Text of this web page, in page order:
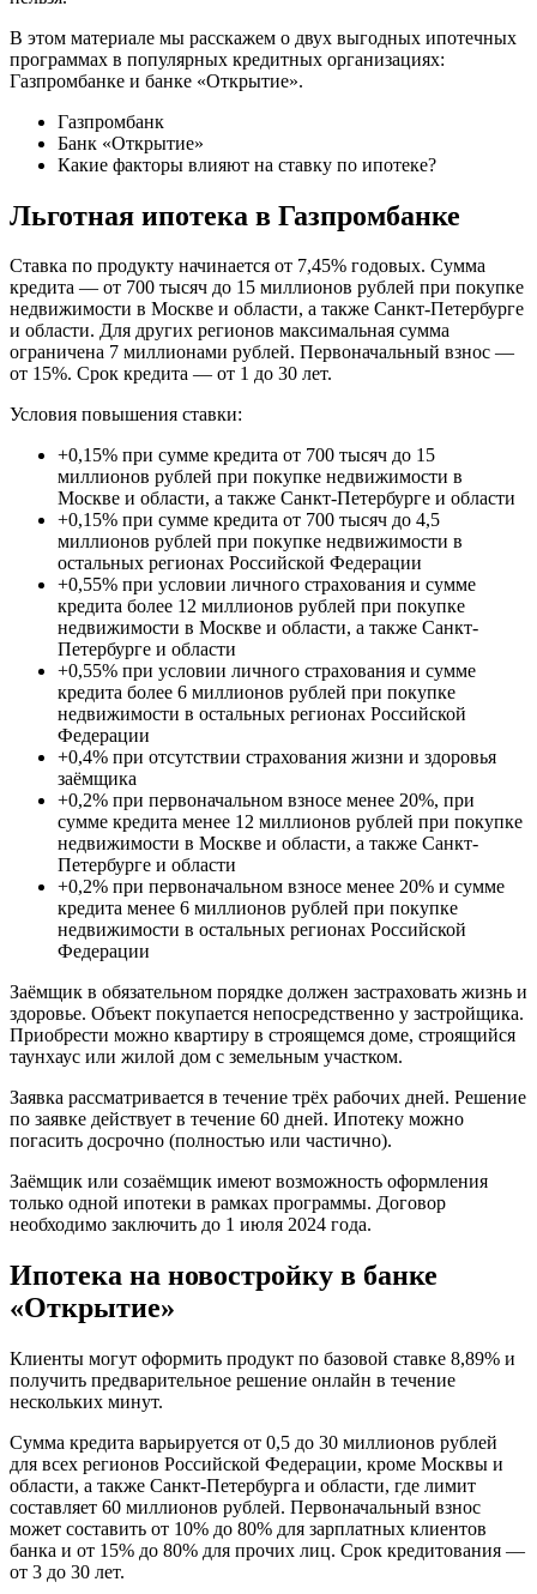
В этом материале мы расскажем о двух выгодных ипотечных
программах в популярных кредитных организациях:
Газпромбанке и банке «Открытие».
Газпромбанк
Банк «Открытие»
Какие факторы влияют на ставку по ипотеке?
Льготная ипотека в Газпромбанке
Ставка по продукту начинается от 7,45% годовых. Сумма
кредита — от 700 тысяч до 15 миллионов рублей при покупке
недвижимости в Москве и области, а также Санкт-Петербурге
и области. Для других регионов максимальная сумма
ограничена 7 миллионами рублей. Первоначальный взнос —
от 15%. Срок кредита — от 1 до 30 лет.
Условия повышения ставки:
+0,15% при сумме кредита от 700 тысяч до 15
миллионов рублей при покупке недвижимости в
Москве и области, а также Санкт-Петербурге и области
+0,15% при сумме кредита от 700 тысяч до 4,5
миллионов рублей при покупке недвижимости в
остальных регионах Российской Федерации
+0,55% при условии личного страхования и сумме
кредита более 12 миллионов рублей при покупке
недвижимости в Москве и области, а также Санкт-
Петербурге и области
+0,55% при условии личного страхования и сумме
кредита более 6 миллионов рублей при покупке
недвижимости в остальных регионах Российской
Федерации
+0,4% при отсутствии страхования жизни и здоровья
заёмщика
+0,2% при первоначальном взносе менее 20%, при
сумме кредита менее 12 миллионов рублей при покупке
недвижимости в Москве и области, а также Санкт-
Петербурге и области
+0,2% при первоначальном взносе менее 20% и сумме
кредита менее 6 миллионов рублей при покупке
недвижимости в остальных регионах Российской
Федерации
Заёмщик в обязательном порядке должен застраховать жизнь и
здоровье. Объект покупается непосредственно у застройщика.
Приобрести можно квартиру в строящемся доме, строящийся
таунхаус или жилой дом с земельным участком.
Заявка рассматривается в течение трёх рабочих дней. Решение
по заявке действует в течение 60 дней. Ипотеку можно
погасить досрочно (полностью или частично).
Заёмщик или созаёмщик имеют возможность оформления
только одной ипотеки в рамках программы. Договор
необходимо заключить до 1 июля 2024 года.
Ипотека на новостройку в банке
«Открытие»
Клиенты могут оформить продукт по базовой ставке 8,89% и
получить предварительное решение онлайн в течение
нескольких минут.
Сумма кредита варьируется от 0,5 до 30 миллионов рублей
для всех регионов Российской Федерации, кроме Москвы и
области, а также Санкт-Петербурга и области, где лимит
составляет 60 миллионов рублей. Первоначальный взнос
может составить от 10% до 80% для зарплатных клиентов
банка и от 15% до 80% для прочих лиц. Срок кредитования —
от 3 до 30 лет.